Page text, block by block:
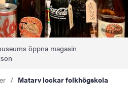
öppna magasin
Matarv lockar folkhögskola